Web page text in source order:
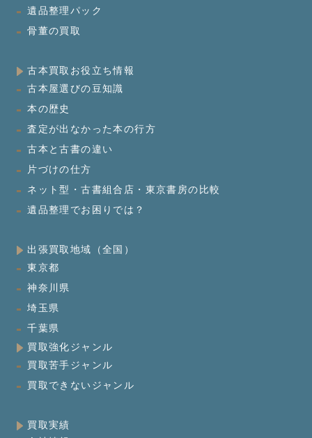
遺品整理パック
骨董の買取
古本買取お役立ち情報
古本屋選びの豆知識
本の歴史
査定が出なかった本の行方
古本と古書の違い
片づけの仕方
ネット型・古書組合店・東京書房の比較
遺品整理でお困りでは？
出張買取地域（全国）
東京都
神奈川県
埼玉県
千葉県
買取強化ジャンル
買取苦手ジャンル
買取できないジャンル
買取実績